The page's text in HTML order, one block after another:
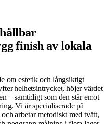
finish av lokala
om estetik och långsiktigt
helhetsintrycket, höjer värdet
– samtidigt som den står emot
Vi är specialiserade på
arbetar metodiskt med tvätt,